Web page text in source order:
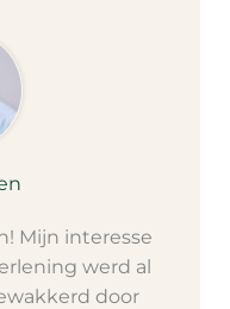
Mijn interesse
werd al
door